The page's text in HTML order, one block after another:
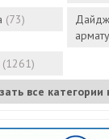
(73)
(1261)
все категории